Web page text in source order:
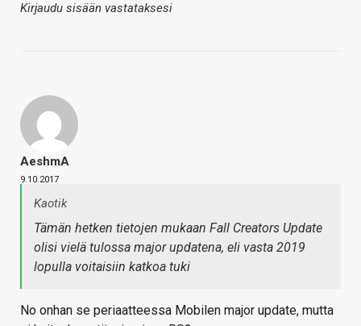
Kirjaudu sisään vastataksesi
AeshmA
9.10.2017
Kaotik
Tämän hetken tietojen mukaan Fall Creators Update
olisi vielä tulossa major updatena, eli vasta 2019
lopulla voitaisiin katkoa tuki
No onhan se periaatteessa Mobilen major update, mutta